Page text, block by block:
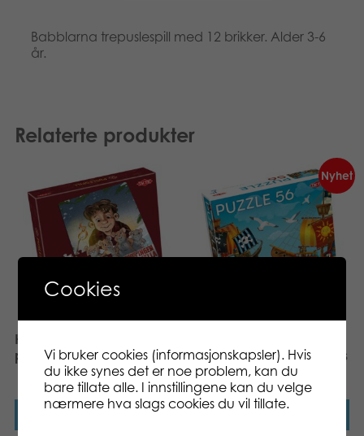
Babblarna trepuslespill med 12 brikker. Alder 3-6
år.
Relaterte produkter
Hvis ingen går i fella 56
pcs puzzle
Nyhet
Captains on Shore 56 pcs
puzzle
Cookies
Vi bruker cookies (informasjonskapsler). Hvis
du ikke synes det er noe problem, kan du
bare tillate alle. I innstillingene kan du velge
nærmere hva slags cookies du vil tillate.